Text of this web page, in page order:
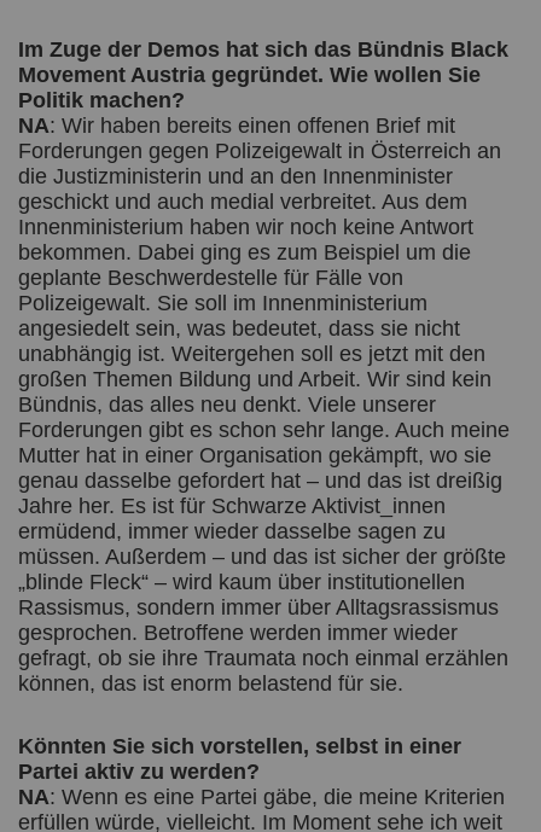
Im Zuge der Demos hat sich das Bündnis Black
Movement Austria gegründet. Wie wollen Sie
Politik machen?
NA: Wir haben bereits einen offenen Brief mit
Forderungen gegen Polizeigewalt in Österreich an
die Justizministerin und an den Innenminister
geschickt und auch medial verbreitet. Aus dem
Innenministerium haben wir noch keine Antwort
bekommen. Dabei ging es zum Beispiel um die
geplante Beschwerdestelle für Fälle von
Polizeigewalt. Sie soll im Innenministerium
angesiedelt sein, was bedeutet, dass sie nicht
unabhängig ist. Weitergehen soll es jetzt mit den
großen Themen Bildung und Arbeit. Wir sind kein
Bündnis, das alles neu denkt. Viele unserer
Forderungen gibt es schon sehr lange. Auch meine
Mutter hat in einer Organisation gekämpft, wo sie
genau dasselbe gefordert hat – und das ist dreißig
Jahre her. Es ist für Schwarze Aktivist_innen
ermüdend, immer wieder dasselbe sagen zu
müssen. Außerdem – und das ist sicher der größte
„blinde Fleck“ – wird kaum über institutionellen
Rassismus, sondern immer über Alltagsrassismus
gesprochen. Betroffene werden immer wieder
gefragt, ob sie ihre Traumata noch einmal erzählen
können, das ist enorm belastend für sie.
Könnten Sie sich vorstellen, selbst in einer
Partei aktiv zu werden?
NA: Wenn es eine Partei gäbe, die meine Kriterien
erfüllen würde, vielleicht. Im Moment sehe ich weit